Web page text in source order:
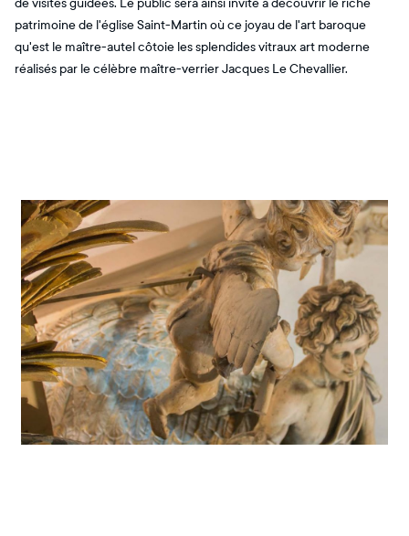
patrimoine de l'église Saint-Martin où ce joyau de l'art baroque
qu'est le maître-autel côtoie les splendides vitraux art moderne
réalisés par le célèbre maître-verrier Jacques Le Chevallier.